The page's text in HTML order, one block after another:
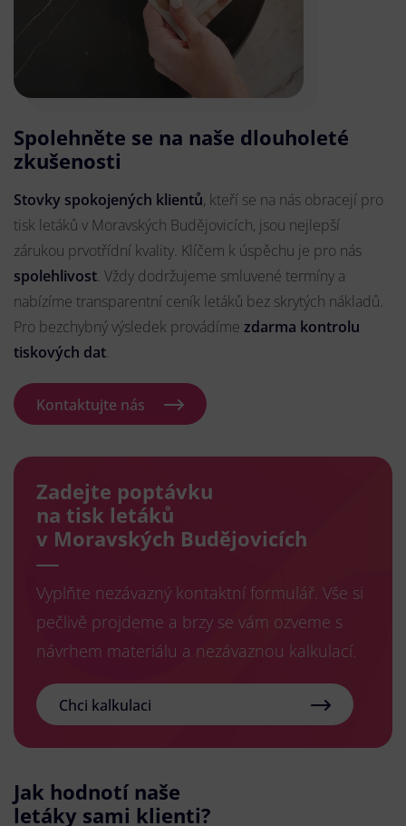
Spolehněte se na naše dlouholeté
zkušenosti
Stovky spokojených klientů, kteří se na nás obracejí pro
tisk letáků v Moravských Budějovicích, jsou nejlepší
zárukou prvotřídní kvality. Klíčem k úspěchu je pro nás
spolehlivost. Vždy dodržujeme smluvené termíny a
nabízíme transparentní ceník letáků bez skrytých nákladů.
Pro bezchybný výsledek provádíme zdarma kontrolu
tiskových dat.
Kontaktujte nás
Zadejte poptávku
na tisk letáků
v Moravských Budějovicích
Vyplňte nezávazný kontaktní formulář. Vše si
pečlivě projdeme a brzy se vám ozveme s
návrhem materiálu a nezávaznou kalkulací.
Chci kalkulaci
Jak hodnotí naše
letáky sami klienti?